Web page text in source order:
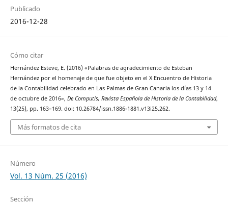
Publicado
2016-12-28
Cómo citar
Hernández Esteve, E. (2016) «Palabras de agradecimiento de Esteban
Hernández por el homenaje de que fue objeto en el X Encuentro de Historia
de la Contabilidad celebrado en Las Palmas de Gran Canaria los días 13 y 14
de octubre de 2016», De Computis, Revista Española de Historia de la Contabilidad,
13(25), pp. 163–169. doi: 10.26784/issn.1886-1881.v13i25.262.
Más formatos de cita
Número
Vol. 13 Núm. 25 (2016)
Sección